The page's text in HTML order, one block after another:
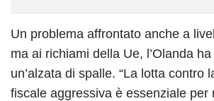
Un problema affrontato anche a
ma ai richiami della Ue, l’Olanda
un’alzata di spalle. “La lotta contro
fiscale aggressiva è essenziale per